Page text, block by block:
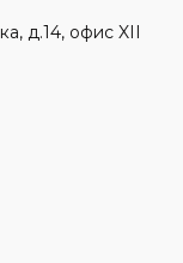
д.14, офис XII